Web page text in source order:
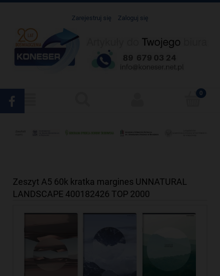
Zarejestruj się Zaloguj się
Zeszyt A5 60k kratka margines UNNATURAL
LANDSCAPE 400182426 TOP 2000